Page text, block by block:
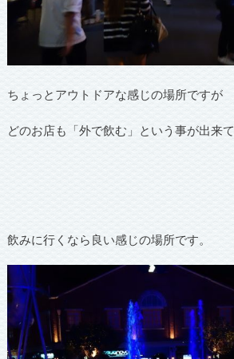
ちょっとアウトドアな感じの場所ですが
どのお店も「外で飲む」という事が出来て
飲みに行くなら良い感じの場所です。